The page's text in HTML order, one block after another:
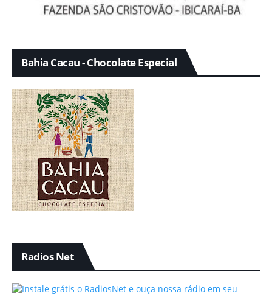
Bahia Cacau - Chocolate Especial
Radios Net